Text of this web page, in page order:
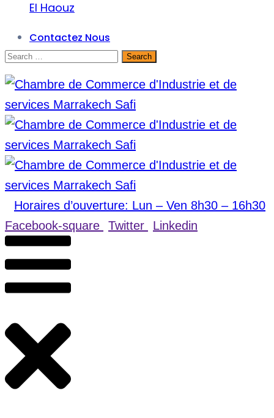
El Haouz
Contactez Nous
Horaires d’ouverture: Lun – Ven 8h30 – 16h30
Facebook-square
Twitter Linkedin